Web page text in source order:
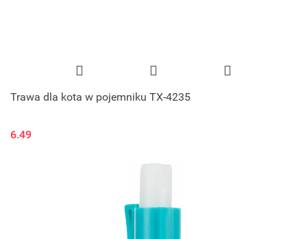
Trawa dla kota w pojemniku TX-4235
6.49